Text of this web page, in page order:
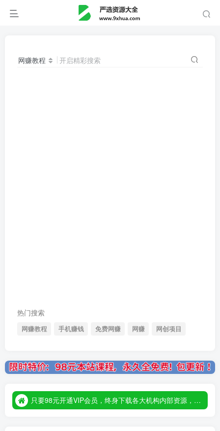
网赚教程 开启精彩搜索
热门搜索
网赚教程 手机赚钱 免费网赚 网赚 网创项目
只要98元开通VIP会员，终身下载各大机构内部资源，一站式草根创业基地，最新最强网赚教程大全，小投入，大回报！
只要98元开通VIP会员，终身下载各大机构内部资源，一站式草根创业基地，最新最强网赚教程大全，小投入，大回报！